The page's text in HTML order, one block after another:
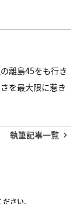
離島45をも行き
を最大限に惹き
執筆記事一覧
さい。